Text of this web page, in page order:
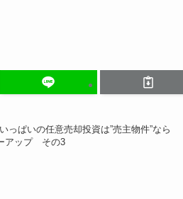
ぱいの任意売却投資は”売主物件”なら
アップ その3